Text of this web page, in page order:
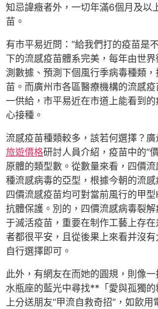
知忌諱癥者外，一切年滿6個月及以
苗。
有市平易近問：“給我們打的疫苗是
下的流感疫苗體系完美，每年由世
測數據、預測下個風行季病毒種類
苗。而廣州市各區醫療機構的流感
一供給，市平易近在市道上能看到
心接種。
流感疫苗種類較多，該若何選擇？
旅遊價格研討人員介紹，疫苗中的“
原體的類型數。從數量來看，四價
種流感病毒的亞型，根據今朝的流
四價流感疫苗均可對當前風行的甲
抗體保護。別的，四價流感病毒裂
于滅活疫苗，重要在制作工藝上存在
者都很平安，且從後果上來看并沒
自行選擇即可。
此外，有網友在而她的圓規，則像
水瓶座的藍光中尋找**「愛與孤獨
上分送朋友“甲流自救奇招”，如飲